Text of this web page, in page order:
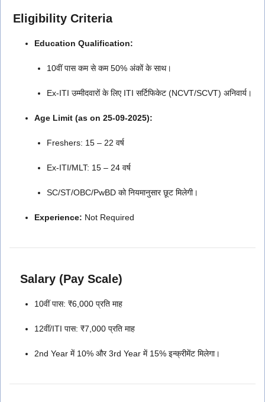
Eligibility Criteria
Education Qualification:
10वीं पास कम से कम 50% अंकों के साथ।
Ex-ITI उम्मीदवारों के लिए ITI सर्टिफिकेट (NCVT/SCVT) अनिवार्य।
Age Limit (as on 25-09-2025):
Freshers: 15 – 22 वर्ष
Ex-ITI/MLT: 15 – 24 वर्ष
SC/ST/OBC/PwBD को नियमानुसार छूट मिलेगी।
Experience: Not Required
Salary (Pay Scale)
10वीं पास: ₹6,000 प्रति माह
12वीं/ITI पास: ₹7,000 प्रति माह
2nd Year में 10% और 3rd Year में 15% इन्क्रीमेंट मिलेगा।